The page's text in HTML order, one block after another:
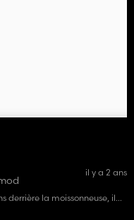
il y a 2 ans
derrière la moissonneuse, il